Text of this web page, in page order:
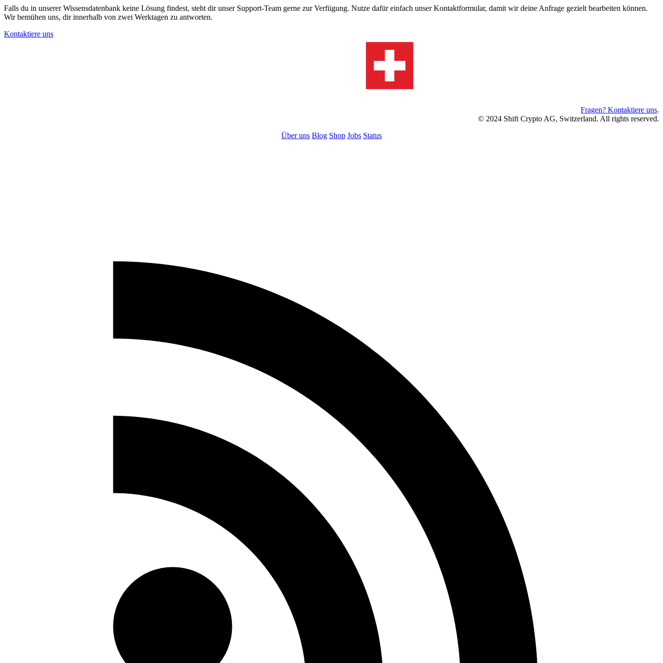
Falls du in unserer Wissensdatenbank keine Lösung findest, steht dir unser Support-Team gerne zur Verfügung. Nutze dafür einfach unser Kontaktformular, damit wir deine Anfrage gezielt bearbeiten können.
Wir bemühen uns, dir innerhalb von zwei Werktagen zu antworten.
Kontaktiere uns
Fragen? Kontaktiere uns.
© 2024 Shift Crypto AG, Switzerland. All rights reserved.
Über uns Blog Shop Jobs Status